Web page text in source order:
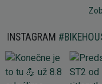
INSTAGRAM